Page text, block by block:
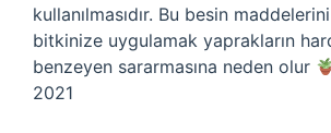
kullanılmasıdır. Bu besin
bitkinize uygulamak yaprakların
benzeyen sararmasına neden olur
2021